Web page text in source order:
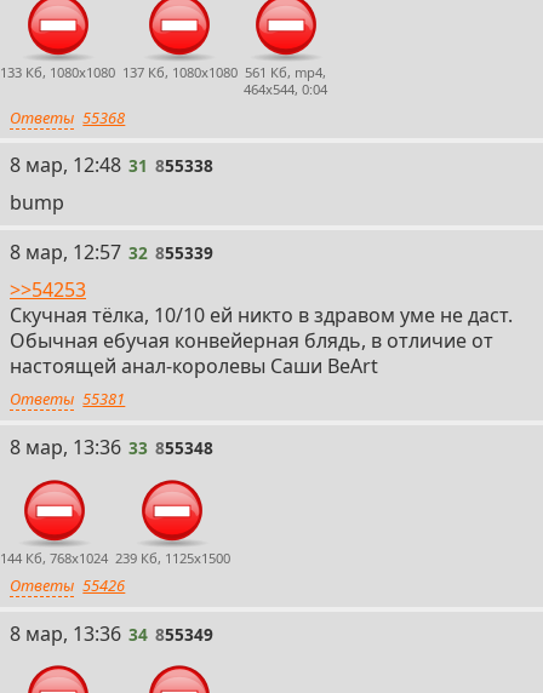
133 Кб, 1080x1080 137 Кб, 1080x1080 561 Кб, mp4,
464x544, 0:04
Ответы 55368
31
8 мар, 12:48 31 855338
bump
32
8 мар, 12:57 32 855339
>>54253
Скучная тёлка, 10/10 ей никто в здравом уме не даст.
Обычная ебучая конвейерная блядь, в отличие от
настоящей анал-королевы Саши BeArt
Ответы 55381
33
8 мар, 13:36 33 855348
144 Кб, 768x1024 239 Кб, 1125x1500
Ответы 55426
34
8 мар, 13:36 34 855349